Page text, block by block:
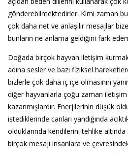
gönderebilmektedirler. Kimi zaman
çok daha net ve anlaşılır mesajlar
bunların ne anlama geldiğini fark
Doğada birçok hayvan iletişim
adına sesler ve bazı fiziksel
bizlerle çok daha iç içe olmasının
diğer hayvanlarla çoğu zaman
kazanmışlardır. Enerjilerinin düşük
istediklerinde canları yandığında
olduklarında kendilerini tehlike
birçok mesajı insanlara ve